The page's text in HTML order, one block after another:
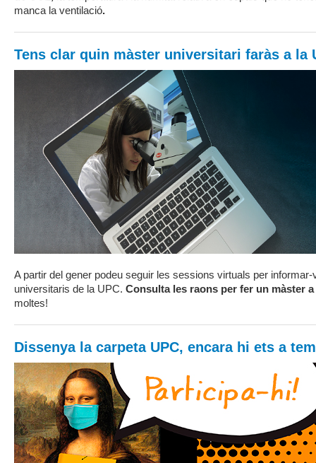
manca la ventilació.
Tens clar quin màster universitari faràs a la
A partir del gener podeu seguir les sessions virtuals per
universitaris de la UPC. Consulta les raons per fer un màster a
moltes!
Dissenya la carpeta UPC, encara hi ets a